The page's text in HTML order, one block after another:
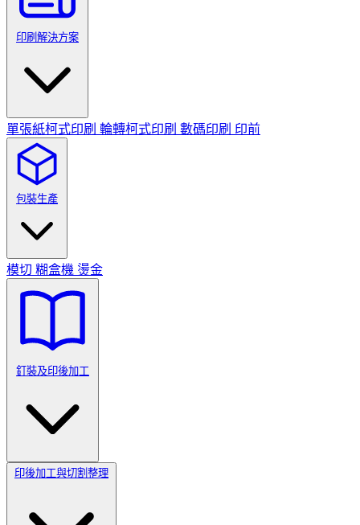
印刷解決方案
單張紙柯式印刷 輪轉柯式印刷 數碼印刷 印前
包裝生產
模切 糊盒機 燙金
釘裝及印後加工
印後加工與切割整理